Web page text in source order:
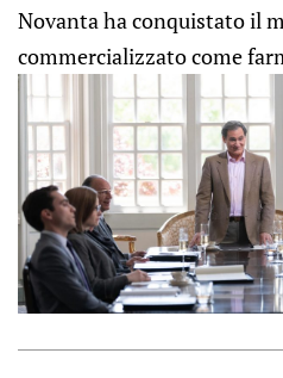
Novanta ha conquistato il
commercializzato come